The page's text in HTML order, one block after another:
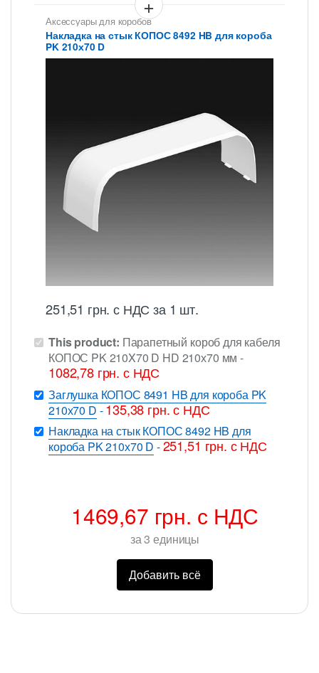
Аксессуары для коробов
Накладка на стык КОПОС 8492 HB для короба
PK 210х70 D
251,51 грн. с НДС за 1 шт.
This product: Парапетный короб для кабеля
КОПОС PK 210X70 D HD 210х70 мм -
1082,78 грн. с НДС
Заглушка КОПОС 8491 HB для короба PK
210х70 D -135,38грн.с НДС
Накладка на стык КОПОС 8492 HB для
короба PK 210х70 D -251,51грн.с НДС
1469,67 грн. с НДС
за3 единицы
Добавить всё